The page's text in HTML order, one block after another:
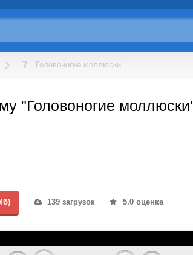
Головоногие моллюски
"Головоногие
139 загрузок 5.0 оценка